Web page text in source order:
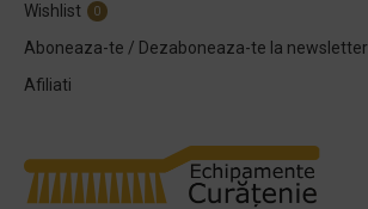
Wishlist
0
Aboneaza-te / Dezaboneaza-te la newsletter
Afiliati